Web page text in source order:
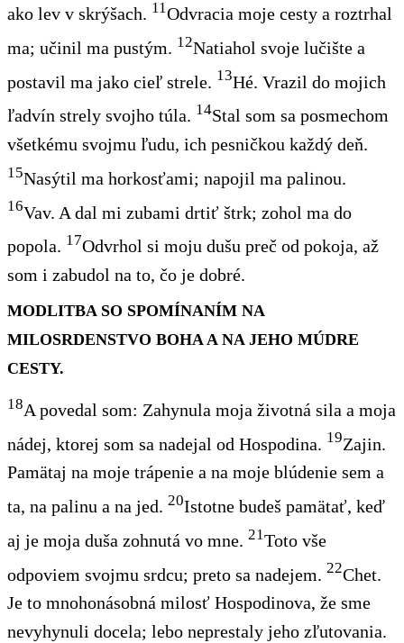
ako lev v skrýšach. 11Odvracia moje cesty a roztrhal
ma; učinil ma pustým. 12Natiahol svoje lučište a
postavil ma jako cieľ strele. 13Hé . Vrazil do mojich
ľadvín strely svojho túla. 14Stal som sa posmechom
všetkému svojmu ľudu, ich pesničkou každý deň.
15Nasýtil ma horkosťami; napojil ma palinou.
16Vav. A dal mi zubami drtiť štrk; zohol ma do
popola. 17Odvrhol si moju dušu preč od pokoja, až
som i zabudol na to, čo je dobré.
MODLITBA SO SPOMÍNANÍM NA
MILOSRDENSTVO BOHA A NA JEHO MÚDRE
CESTY.
18A povedal som: Zahynula moja životná sila a moja
nádej, ktorej som sa nadejal od Hospodina. 19Zajin
Pamätaj na moje trápenie a na moje blúdenie sem a
ta, na palinu a na jed. 20Istotne budeš pamätať, keď
aj je moja duša zohnutá vo mne. 21Toto vše
odpoviem svojmu srdcu; preto sa nadejem. 22Chet
Je to mnohonásobná milosť Hospodinova, že sme
nevyhynuli docela; lebo neprestaly jeho zľutovania.